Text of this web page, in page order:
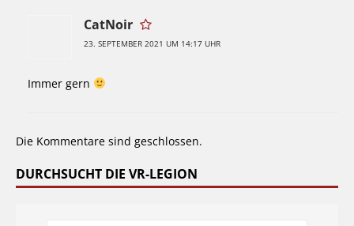
CatNoir
23. SEPTEMBER 2021 UM 14:17 UHR
Immer gern
Die Kommentare sind geschlossen.
DURCHSUCHT DIE VR-LEGION